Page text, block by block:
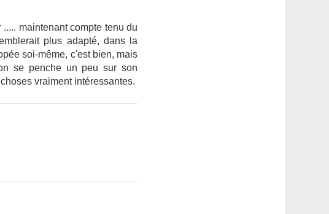
maintenant compte tenu du
plus adapté, dans la
soi-même, c'est bien, mais
se penche un peu sur son
vraiment intéressantes.